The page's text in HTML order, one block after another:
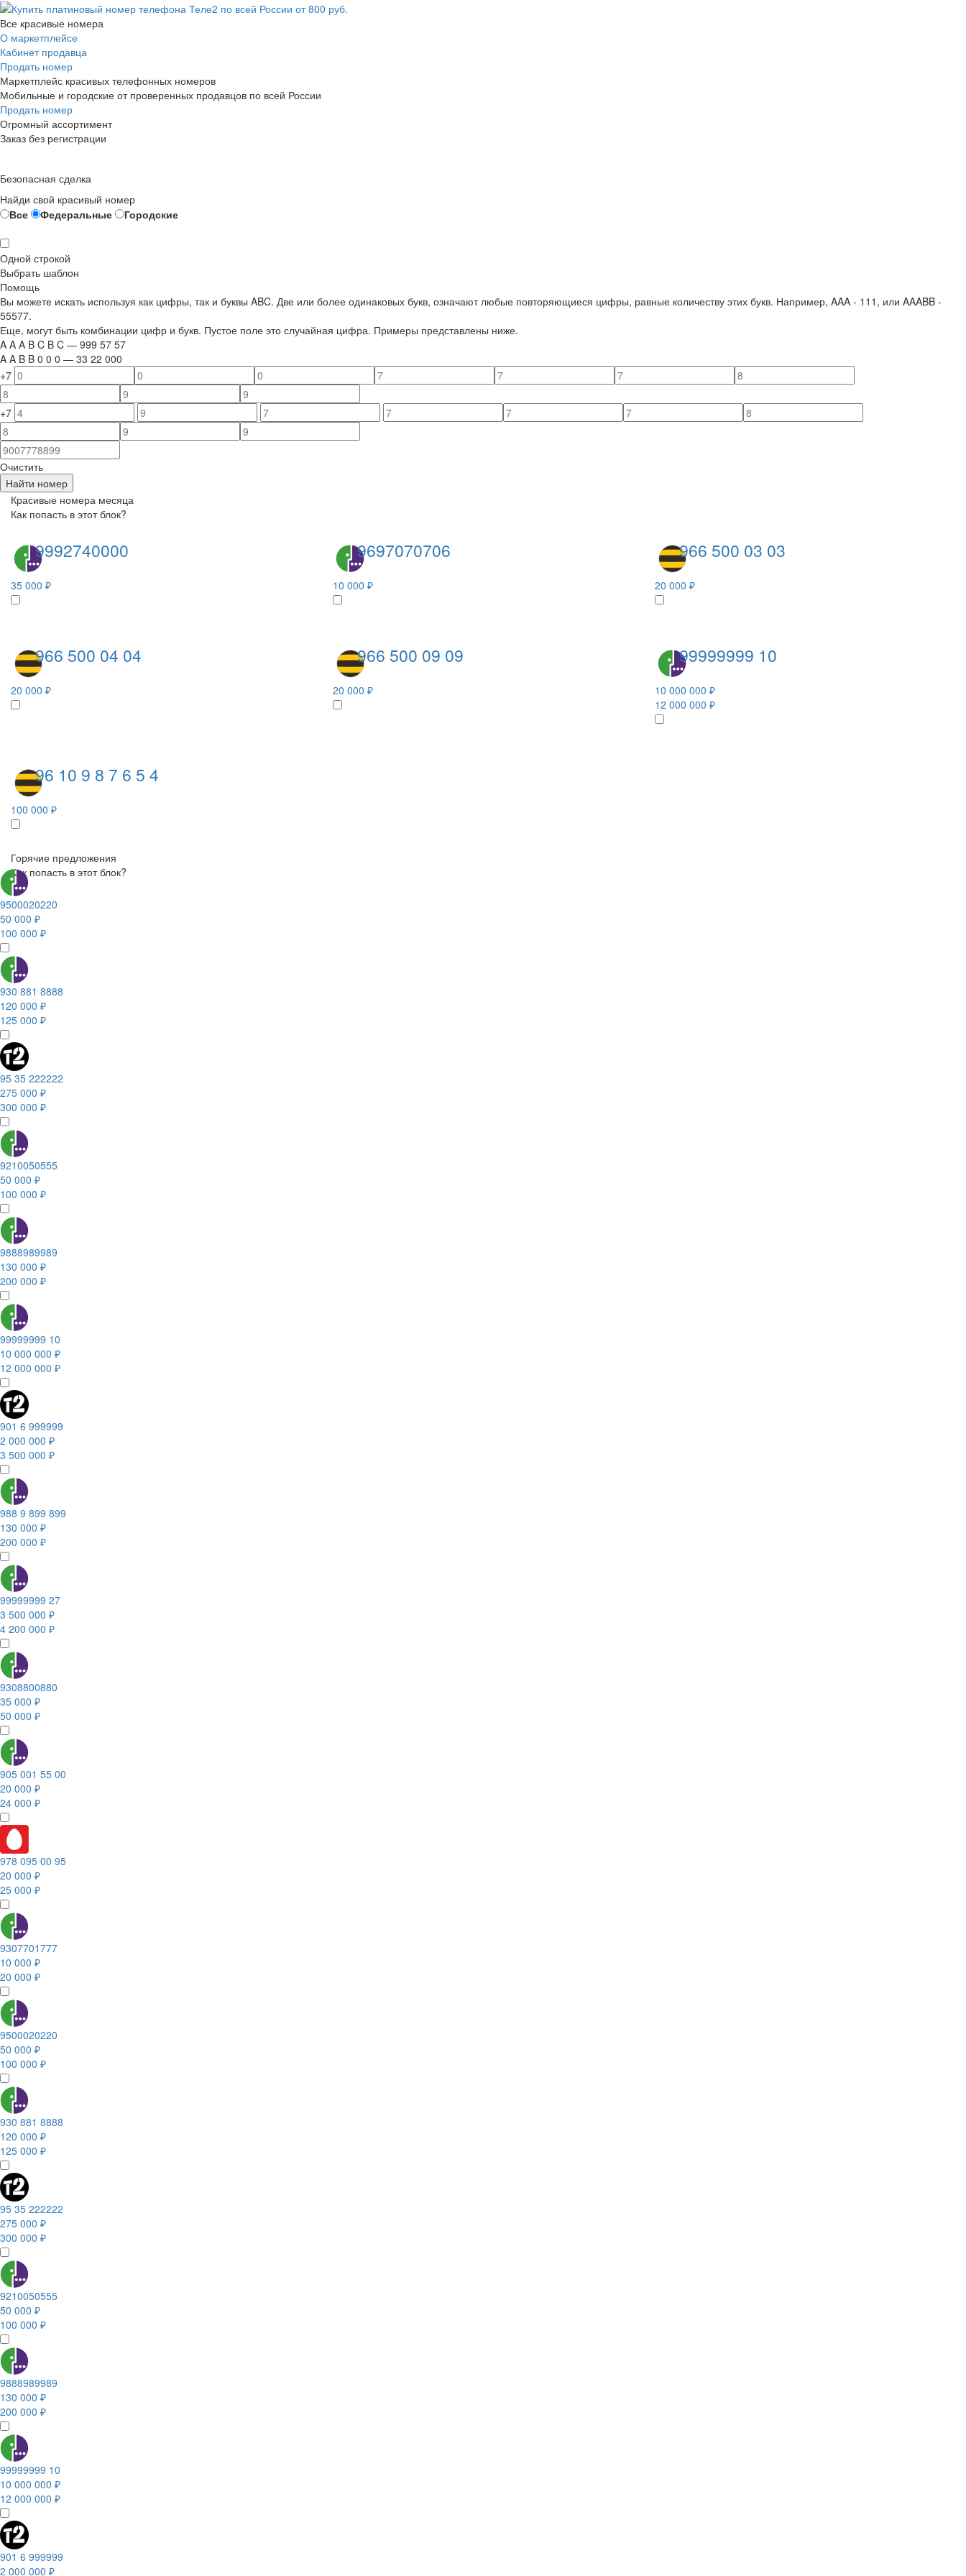
Все красивые номера
О маркетплейсе
Кабинет продавца
Продать номер
Маркетплейс красивых телефонных номеров
Мобильные и городские от проверенных продавцов по всей России
Продать номер
Огромный ассортимент
Заказ без регистрации
Безопасная сделка
Найди свой красивый номер
Все
Федеральные Городские
Одной строкой
Выбрать шаблон
Помощь
Вы можете искать используя как цифры, так и буквы ABC. Две или более одинаковых букв, означают любые повторяющиеся цифры, равные количеству этих букв. Например, AAA - 111 , или AAABB -
55577.
Еще, могут быть комбинации цифр и букв. Пустое поле это случайная цифра. Примеры представлены ниже.
A A A B C B C — 999 57 57
A A B B 0 0 0 — 33 22 000
+7
+7
Очистить
Найти номер
Красивые номера месяца
Как попасть в этот блок?
9992740000
35 000 ₽
9697070706
10 000 ₽
966 500 03 03
20 000 ₽
966 500 04 04
20 000 ₽
966 500 09 09
20 000 ₽
99999999 10
10 000 000 ₽
12 000 000 ₽
96 10 9 8 7 6 5 4
100 000 ₽
Горячие предложения
Как попасть в этот блок?
9500020220
50 000 ₽
100 000 ₽
930 881 8888
120 000 ₽
125 000 ₽
95 35 222222
275 000 ₽
300 000 ₽
9210050555
50 000 ₽
100 000 ₽
9888989989
130 000 ₽
200 000 ₽
99999999 10
10 000 000 ₽
12 000 000 ₽
901 6 999999
2 000 000 ₽
3 500 000 ₽
988 9 899 899
130 000 ₽
200 000 ₽
99999999 27
3 500 000 ₽
4 200 000 ₽
9308800880
35 000 ₽
50 000 ₽
905 001 55 00
20 000 ₽
24 000 ₽
978 095 00 95
20 000 ₽
25 000 ₽
9307701777
10 000 ₽
20 000 ₽
9500020220
50 000 ₽
100 000 ₽
930 881 8888
120 000 ₽
125 000 ₽
95 35 222222
275 000 ₽
300 000 ₽
9210050555
50 000 ₽
100 000 ₽
9888989989
130 000 ₽
200 000 ₽
99999999 10
10 000 000 ₽
12 000 000 ₽
901 6 999999
2 000 000 ₽